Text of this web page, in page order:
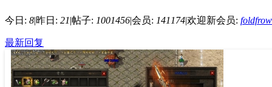
今日: 8|昨日: 21|帖子: 1001456|会员: 141174|欢迎新会员:
最新回复